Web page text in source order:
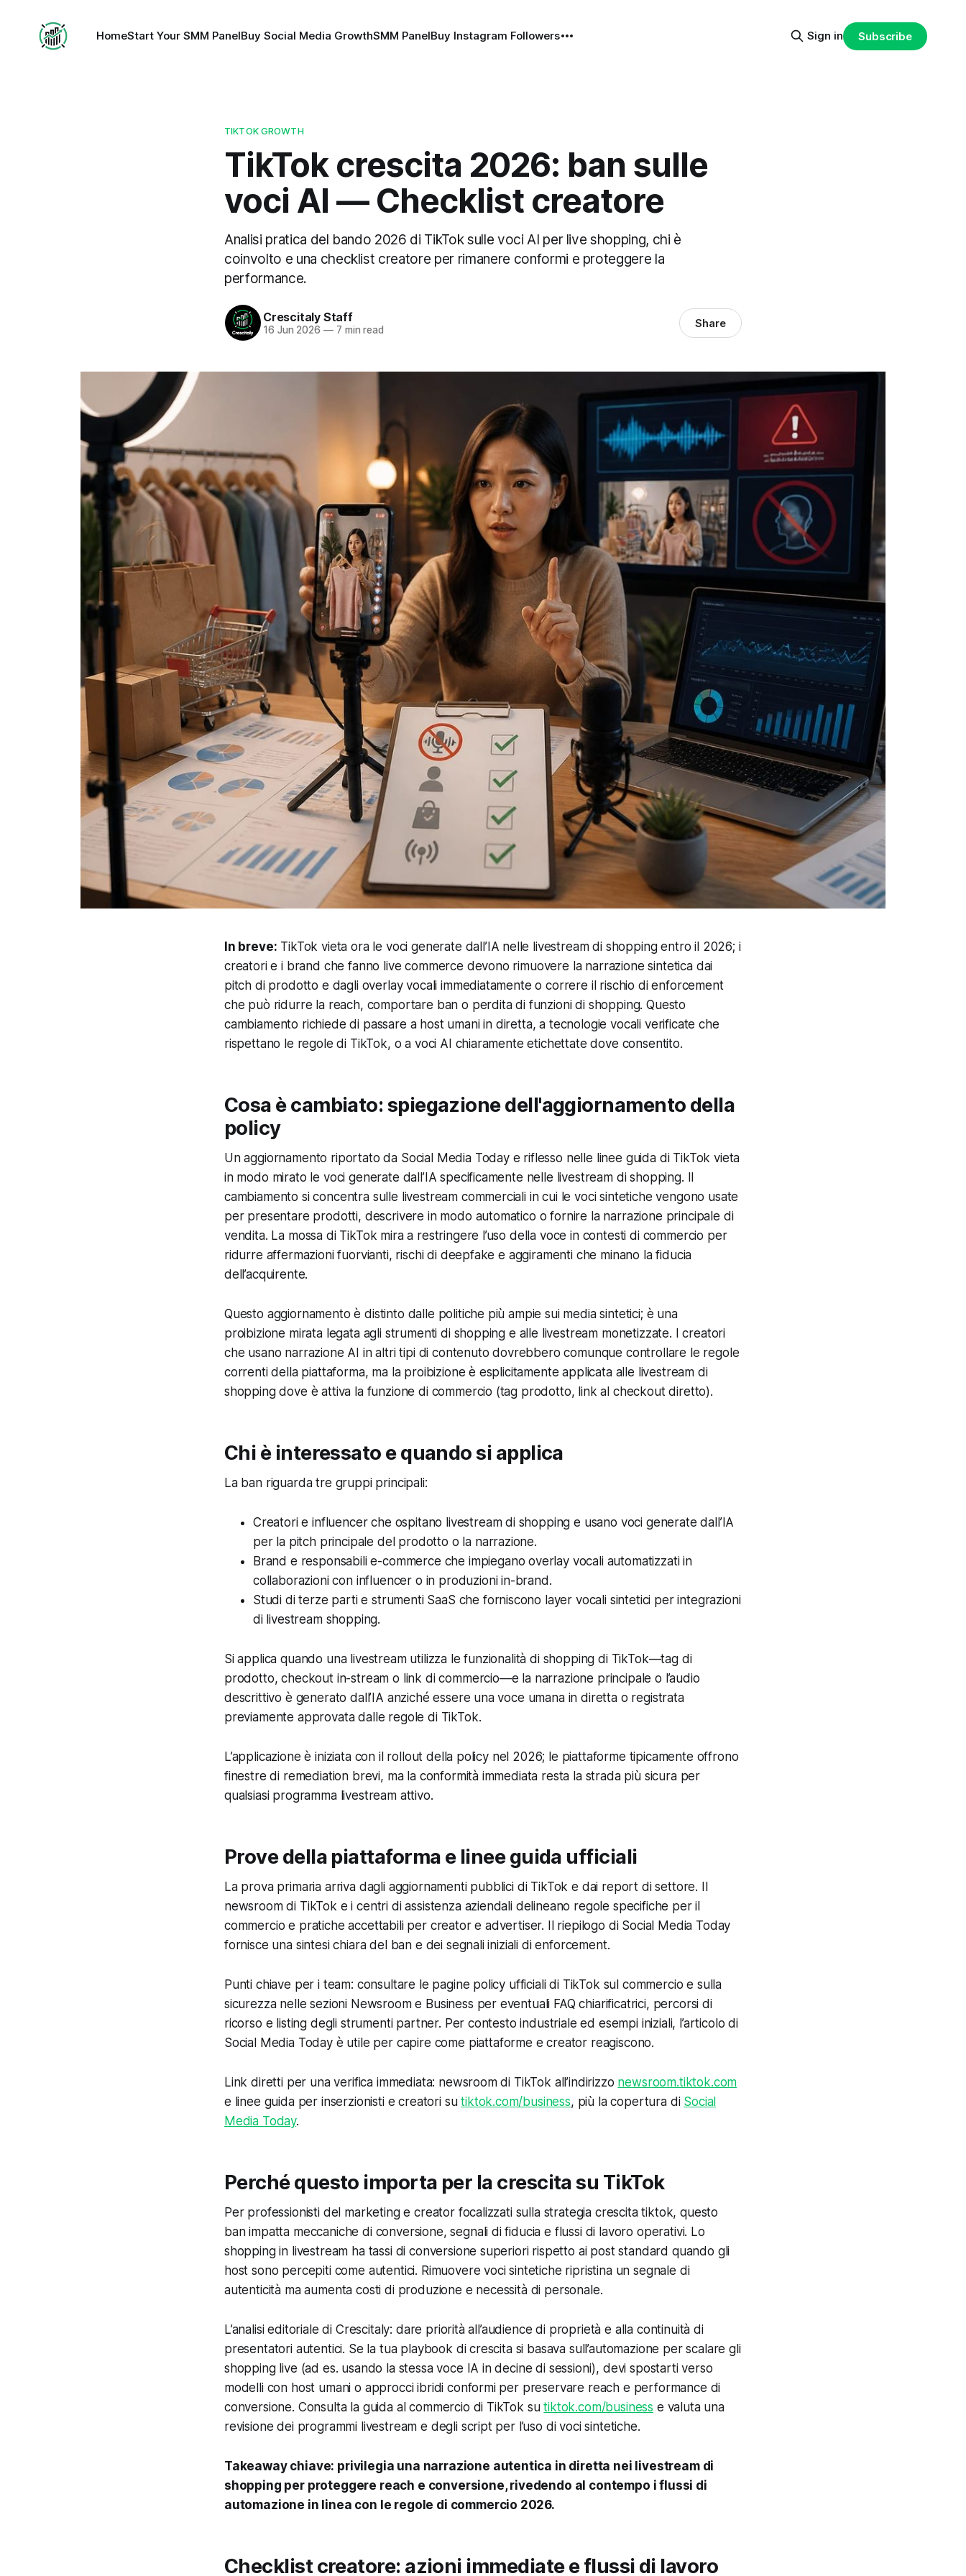
HomeStart Your SMM PanelBuy Social Media GrowthSMM PanelBuy Instagram Followers Sign in Subscribe
TIKTOK GROWTH
TikTok crescita 2026: ban sulle
voci AI — Checklist creatore
Analisi pratica del bando 2026 di TikTok sulle voci AI per live shopping, chi è
coinvolto e una checklist creatore per rimanere conformi e proteggere la
performance.
Crescitaly Staff
16 Jun 2026 —7 min read Share
In breve: TikTok vieta ora le voci generate dall’IA nelle livestream di shopping entro il 2026; i
creatori e i brand che fanno live commerce devono rimuovere la narrazione sintetica dai
pitch di prodotto e dagli overlay vocali immediatamente o correre il rischio di enforcement
che può ridurre la reach, comportare ban o perdita di funzioni di shopping. Questo
cambiamento richiede di passare a host umani in diretta, a tecnologie vocali verificate che
rispettano le regole di TikTok, o a voci AI chiaramente etichettate dove consentito.
Cosa è cambiato: spiegazione dell'aggiornamento della
policy
Un aggiornamento riportato da Social Media Todaye riflesso nelle linee guida di TikTok vieta
in modo mirato le voci generate dall’IA specificamente nelle livestream di shopping. Il
cambiamento si concentra sulle livestream commerciali in cui le voci sintetiche vengono usate
per presentare prodotti, descrivere in modo automatico o fornire la narrazione principale di
vendita. La mossa di TikTok mira a restringere l’uso della voce in contesti di commercio per
ridurre affermazioni fuorvianti, rischi di deepfake e aggiramenti che minano la fiducia
dell’acquirente.
Questo aggiornamento è distinto dalle politiche più ampie sui media sintetici; è una
proibizione mirata legata agli strumenti di shopping e alle livestream monetizzate. I creatori
che usano narrazione AI in altri tipi di contenuto dovrebbero comunque controllare le regole
correnti della piattaforma, ma la proibizione è esplicitamente applicata alle livestream di
shopping dove è attiva la funzione di commercio (tag prodotto, link al checkout diretto).
Chi è interessato e quando si applica
La ban riguarda tre gruppi principali:
Creatori e influencer che ospitano livestream di shopping e usano voci generate dall’IA
per la pitch principale del prodotto o la narrazione.
Brand e responsabili e-commerce che impiegano overlay vocali automatizzati in
collaborazioni con influencer o in produzioni in-brand.
Studi di terze parti e strumenti SaaS che forniscono layer vocali sintetici per integrazioni
di livestream shopping.
Si applica quando una livestream utilizza le funzionalità di shopping di TikTok—tag di
prodotto, checkout in-stream o link di commercio—e la narrazione principale o l’audio
descrittivo è generato dall’IA anziché essere una voce umana in diretta o registrata
previamente approvata dalle regole di TikTok.
L’applicazione è iniziata con il rollout della policy nel 2026; le piattaforme tipicamente offrono
finestre di remediation brevi, ma la conformità immediata resta la strada più sicura per
qualsiasi programma livestream attivo.
Prove della piattaforma e linee guida ufficiali
La prova primaria arriva dagli aggiornamenti pubblici di TikTok e dai report di settore. Il
newsroom di TikTok e i centri di assistenza aziendali delineano regole specifiche per il
commercio e pratiche accettabili per creator e advertiser. Il riepilogo di Social Media Today
fornisce una sintesi chiara del ban e dei segnali iniziali di enforcement.
Punti chiave per i team: consultare le pagine policy ufficiali di TikTok sul commercio e sulla
sicurezza nelle sezioni Newsroom e Business per eventuali FAQ chiarificatrici, percorsi di
ricorso e listing degli strumenti partner. Per contesto industriale ed esempi iniziali, l’articolo di
Social Media Todayè utile per capire come piattaforme e creator reagiscono.
Link diretti per una verifica immediata: newsroom di TikTok all’indirizzo newsroom.tiktok.com
e linee guida per inserzionisti e creatori sutiktok.com/business, più la copertura di Social
Media Today.
Perché questo importa per la crescita su TikTok
Per professionisti del marketing e creator focalizzati sulla strategia crescita tiktok, questo
ban impatta meccaniche di conversione, segnali di fiducia e flussi di lavoro operativi. Lo
shopping in livestream ha tassi di conversione superiori rispetto ai post standard quando gli
host sono percepiti come autentici. Rimuovere voci sintetiche ripristina un segnale di
autenticità ma aumenta costi di produzione e necessità di personale.
L’analisi editoriale di Crescitaly: dare priorità all’audience di proprietà e alla continuità di
presentatori autentici. Se la tua playbook di crescita si basava sull’automazione per scalare gli
shopping live (ad es. usando la stessa voce IA in decine di sessioni), devi spostarti verso
modelli con host umani o approcci ibridi conformi per preservare reach e performance di
conversione. Consulta la guida al commercio di TikTok sutiktok.com/business e valuta una
revisione dei programmi livestream e degli script per l’uso di voci sintetiche.
Takeaway chiave: privilegia una narrazione autentica in diretta nei livestream di
shopping per proteggere reach e conversione, rivedendo al contempo i flussi di
automazione in linea con le regole di commercio 2026.
Checklist creatore: azioni immediate e flussi di lavoro